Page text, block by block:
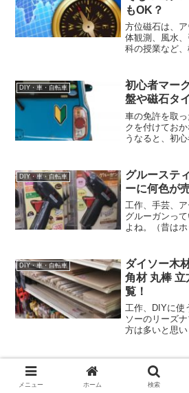
もOK？
方位磁石は、
体観測、風水
科の授業など
思ってしまっ
なんでも売っ
DIY・車・自転車
初心者マー
盤や磁石タ
車の免許を取
クを付けてお
うなると、初
でも売ってる
は初心者マー
DIY・車・自転車
グルーステ
ーに何色が
工作、手芸、ア
グルーガンっ
よね。（昔は
ガンやグルー
が、どんな色
DIY・車・自転車
ダイソー木
角材 丸棒
覧！
工作、DIYに使
ソーのリーズ
方は多いと思い
ダイソー大型
た！板材だけ
丸棒、立方体
メニュー ホーム 検索